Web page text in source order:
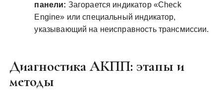
панели: Загорается индикатор «Check
Engine» или специальный индикатор,
указывающий на неисправность трансмиссии.
Диагностика АКПП: этапы и
методы